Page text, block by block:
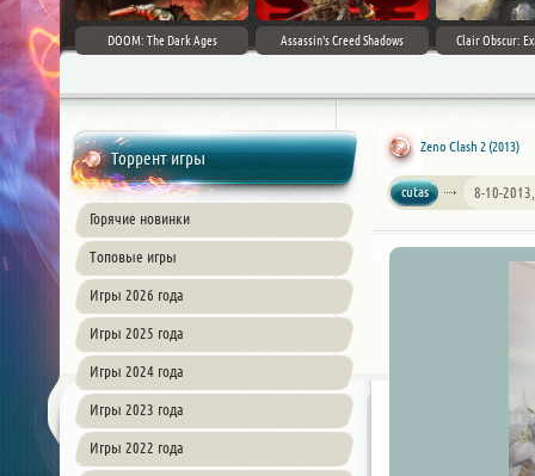
DOOM: The Dark Ages Assassin's Creed Shadows Clair Obscur:
Торрент игры
Горячие новинки
Топовые игры
Игры 2026 года
Игры 2025 года
Игры 2024 года
Игры 2023 года
Игры 2022 года
Zeno Clash 2 (2013)
cutas 8-10-